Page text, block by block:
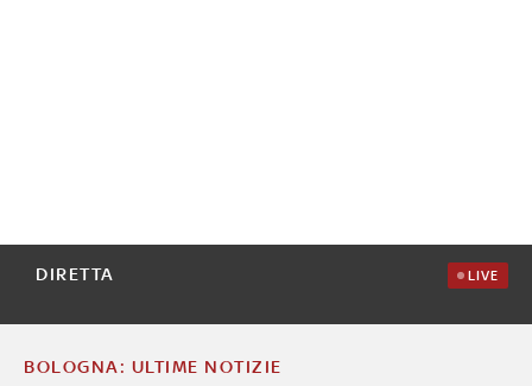
DIRETTA LIVE
BOLOGNA: ULTIME NOTIZIE